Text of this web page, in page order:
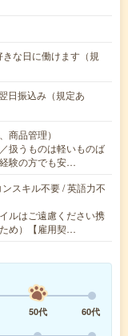
きな日に働けます（規
日振込み（規定あ
商品管理）
扱うものは軽いものば
験の方でも安…
スキル不要 / 英語力不
ルはご遠慮ください携
め）【雇用契…
50代
60代